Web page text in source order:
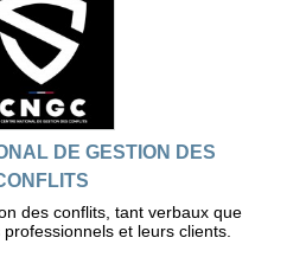
DE GESTION DES
des conflits, tant verbaux que
et leurs clients.